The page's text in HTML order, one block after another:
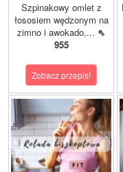
Szpinakowy omlet z
łososiem wędzonym na
zimno i awokado,... ⇖
955
Zobacz przepis!